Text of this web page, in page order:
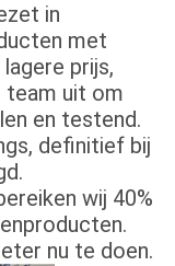
in
met
prijs,
team uit om
en testend.
definitief bij
wij 40%
nu te doen.